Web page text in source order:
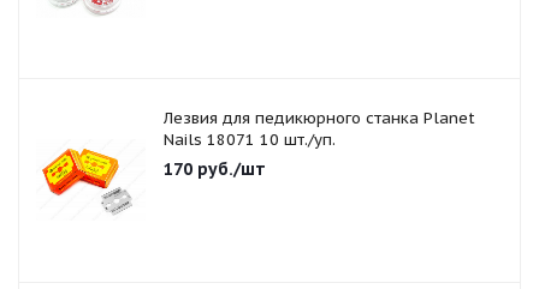
Лезвия для педикюрного станка Planet
Nails 18071 10 шт./уп.
170 руб./шт